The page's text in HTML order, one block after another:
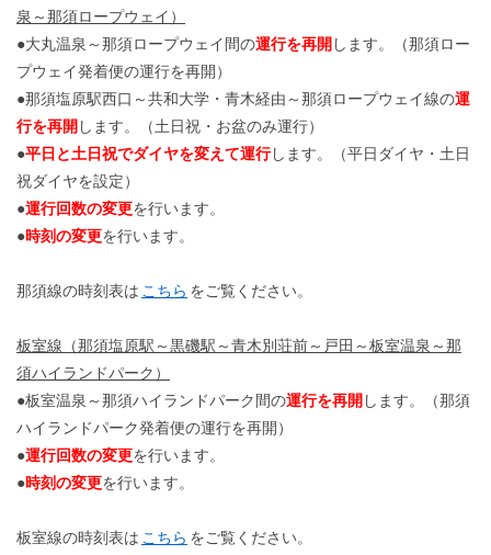
泉～那須ロープウェイ）
●大丸温泉～那須ロープウェイ間の運行を再開 します。（那須ロー
プウェイ発着便の運行を再開）
●那須塩原駅西口～共和大学・青木経由～那須ロープウェイ線の運
行を再開 します。（土日祝・お盆のみ運行）
●平日と土日祝でダイヤを変えて運行します。（平日ダイヤ・土日
祝ダイヤを設定）
●運行回数の変更を行います。
●時刻の変更を行います。
那須線の時刻表は こちら をご覧ください。
板室線（那須塩原駅～黒磯駅～青木別荘前～戸田～板室温泉～那
須ハイランドパーク）
●板室温泉～那須ハイランドパーク間の運行を再開 します。（那須
ハイランドパーク発着便の運行を再開）
●運行回数の変更を行います。
●時刻の変更を行います。
板室線の時刻表は こちら をご覧ください。